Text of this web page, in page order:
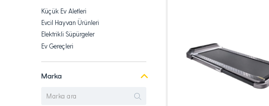
Küçük Ev Aletleri
Evcil Hayvan Ürünleri
Elektrikli Süpürgeler
Ev Gereçleri
Marka